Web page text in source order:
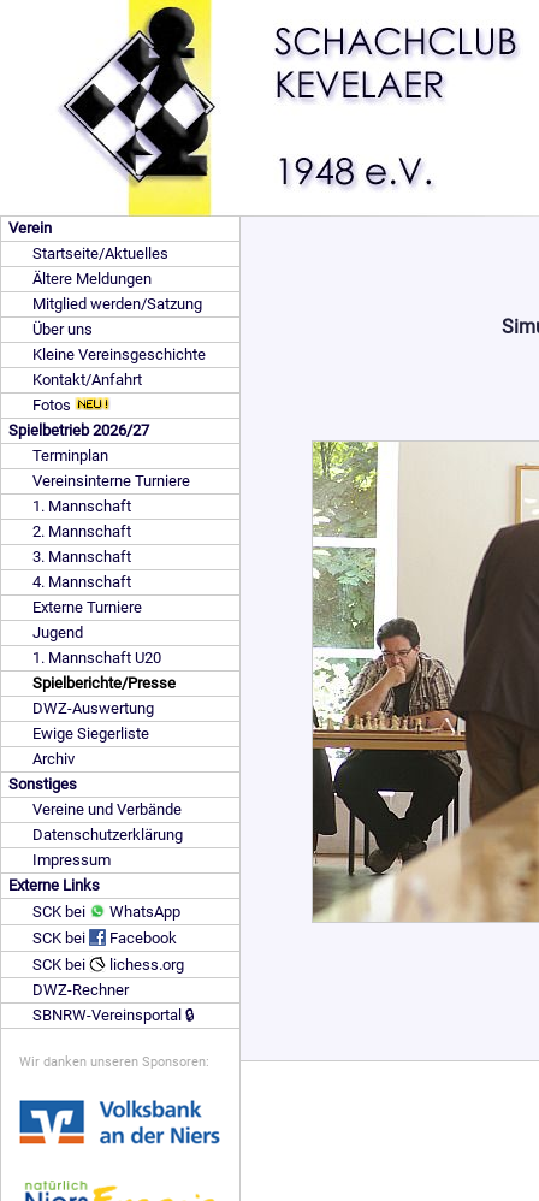
Verein
Startseite/Aktuelles
Ältere Meldungen
Mitglied werden/Satzung
Über uns
Kleine Vereinsgeschichte
Kontakt/Anfahrt
Fotos
Spielbetrieb 2026/27
Terminplan
Vereinsinterne Turniere
1. Mannschaft
2. Mannschaft
3. Mannschaft
4. Mannschaft
Externe Turniere
Jugend
1. Mannschaft U20
Spielberichte/Presse
DWZ-Auswertung
Ewige Siegerliste
Archiv
Sonstiges
Vereine und Verbände
Datenschutzerklärung
Impressum
Externe Links
SCK bei
WhatsApp
SCK bei
Facebook
SCK bei
lichess.org
DWZ-Rechner
SBNRW-Vereinsportal 🔒
Wir danken unseren Sponsoren: